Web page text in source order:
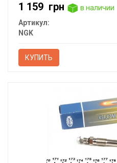
1 159 грн
в наличии
Артикул:
NGK
КУПИТЬ